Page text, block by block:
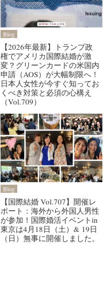
Blog
【2026年最新】トランプ政
権でアメリカ国際結婚が激
変？グリーンカードの米国内
申請（AOS）が大幅制限へ！
日本人女性が今すぐ知ってお
くべき対策と必須の心構え
（Vol.709）
Blog
【国際結婚 Vol.707】開催レ
ポート：海外から外国人男性
が参加！国際婚活イベントin
東京は4月18日（土）& 19日
（日）無事に開催しました。